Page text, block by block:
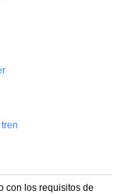
con los requisitos de